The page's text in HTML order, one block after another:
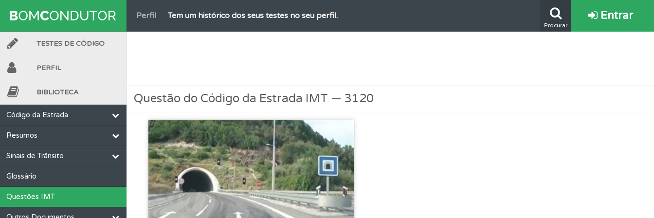
Perfil Tem um histórico dos seus testes no seu perfil.
Testes Deve fazer o teste que recomendamos para obter os melhores resultados.
Perfil Consulte as suas estatísticas no seu perfil.
Testes O teste "Erradas" apresenta-lhe questões que errou e não voltou a responder.
Procurar
Entrar
TESTES DE CÓDIGO
PERFIL
BIBLIOTECA
Código da Estrada
Resumos
Sinais de Trânsito
Glossário
Questões IMT
Questão do Código da Estrada IMT — 3120